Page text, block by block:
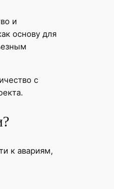
и
основу для
с
к авариям,